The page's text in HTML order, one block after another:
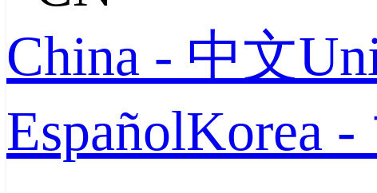
China - 中文
EspañolKorea -